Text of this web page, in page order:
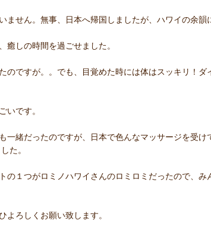
ません。無事、日本へ帰国しましたが、ハワイの余韻
癒しの時間を過ごせました。
のですが。。でも、目覚めた時には体はスッキリ！
いです。
一緒だったのですが、日本で色んなマッサージを受
た。
の１つがロミノハワイさんのロミロミだったので、
よろしくお願い致します。